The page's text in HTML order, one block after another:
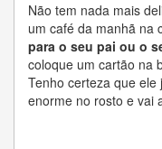
Não tem nada mais
um café da manhã na
para o seu pai ou o
coloque um cartão na
Tenho certeza que
enorme no rosto e vai